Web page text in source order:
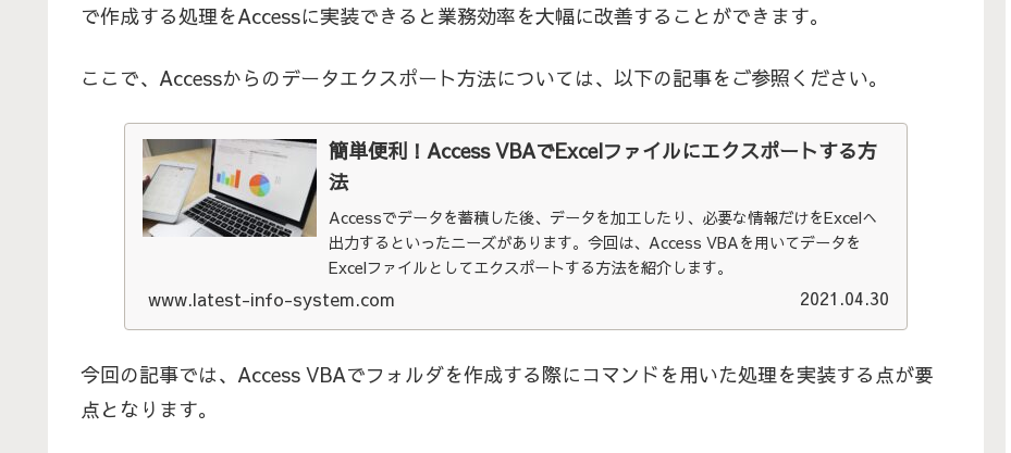
で作成する処理をAccessに実装できると業務効率を大幅に改善することができます。
ここで、Accessからのデータエクスポート方法については、以下の記事をご参照ください。
簡単便利！Access VBAでExcelファイルにエクスポートする方
法
Accessでデータを蓄積した後、データを加工したり、必要な情報だけをExcelへ
出力するといったニーズがあります。今回は、Access VBAを用いてデータを
Excelファイルとしてエクスポートする方法を紹介します。
www.latest-info-system.com 2021.04.30
今回の記事では、Access VBAでフォルダを作成する際にコマンドを用いた処理を実装する点が要
点となります。